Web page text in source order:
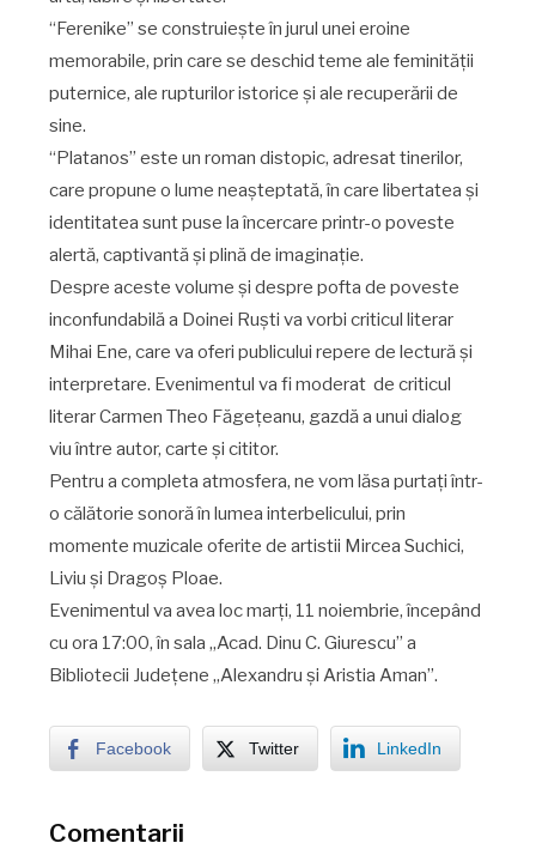
“Ferenike” se construiește în jurul unei eroine
memorabile, prin care se deschid teme ale feminității
puternice, ale rupturilor istorice și ale recuperării de
sine.
“Platanos” este un roman distopic, adresat tinerilor,
care propune o lume neașteptată, în care libertatea și
identitatea sunt puse la încercare printr-o poveste
alertă, captivantă și plină de imaginație.
Despre aceste volume și despre pofta de poveste
inconfundabilă a Doinei Ruști va vorbi criticul literar
Mihai Ene, care va oferi publicului repere de lectură și
interpretare. Evenimentul va fi moderat de criticul
literar Carmen Theo Făgețeanu, gazdă a unui dialog
viu între autor, carte și cititor.
Pentru a completa atmosfera, ne vom lăsa purtați într-
o călătorie sonoră în lumea interbelicului, prin
momente muzicale oferite de artistii Mircea Suchici,
Liviu și Dragoș Ploae.
Evenimentul va avea loc marți, 11 noiembrie, începând
cu ora 17:00, în sala „Acad. Dinu C. Giurescu” a
Bibliotecii Județene „Alexandru și Aristia Aman”.
Facebook Twitter LinkedIn
Comentarii